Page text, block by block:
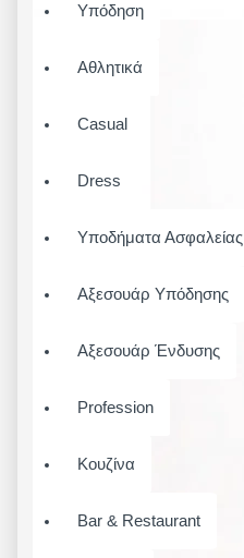
Υπόδηση
Αθλητικά
Casual
Dress
Υποδήματα Ασφαλείας
Αξεσουάρ Υπόδησης
Αξεσουάρ Ένδυσης
Profession
Κουζίνα
Bar & Restaurant